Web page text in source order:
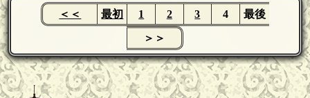
＜＜ 最初 1 2 3 4 最後
＞＞